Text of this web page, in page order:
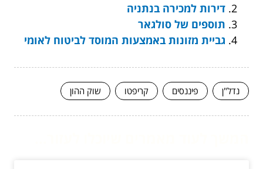
דירות למכירה בנתניה
תוספים של סולגאר
גביית מזונות באמצעות המוסד לביטוח לאומי
נדל"ן פיננסים קריפטו שוק ההון